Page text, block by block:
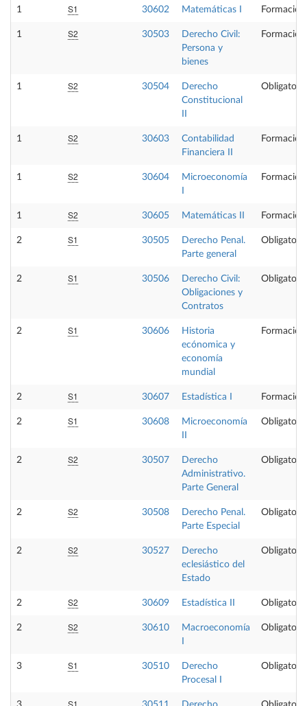
1 S1 30602 Matemáticas I
1 S2 30503
Derecho Civil:
Persona y
bienes
1 S2 30504
Derecho
Constitucional
Obligatoria
1 S2 30603
Contabilidad
Financiera II
1 S2 30604
Microeconomía
1 S2 30605 Matemáticas II
2 S1 30505
Derecho Penal.
Parte general
Obligatoria
2 S1 30506
Derecho Civil:
Obligaciones y
Contratos
Obligatoria
2 S1 30606
Historia
ecónomica y
economía
mundial
2 S1 30607 Estadística I
2 S1 30608
Microeconomía
Obligatoria
2 S2 30507
Derecho
Administrativo.
Parte General
Obligatoria
2 S2 30508
Derecho Penal.
Parte Especial
Obligatoria
2 S2 30527
Derecho
eclesiástico del
Estado
Obligatoria
2 S2 30609 Estadística II Obligatoria
2 S2 30610
Macroeconomía
Obligatoria
3 S1 30510
Derecho
Procesal I
Obligatoria
S1